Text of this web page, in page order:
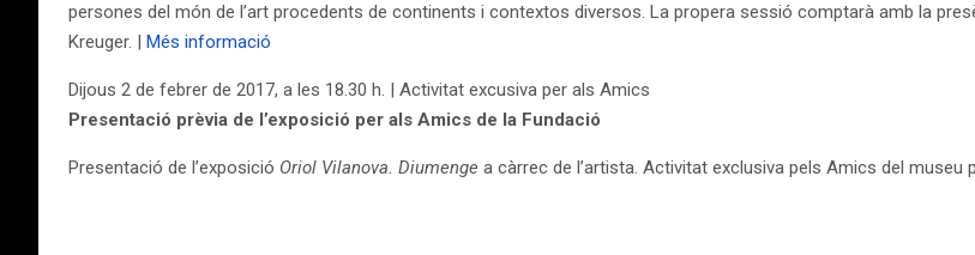
persones del món de l’art procedents de continents i contextos diversos. La propera sessió comptarà amb la
Kreuger. | Més informació
Dijous 2 de febrer de 2017, a les 18.30 h. | Activitat excusiva per als Amics
Presentació prèvia de l’exposició per als Amics de la Fundació
Presentació de l’exposició Oriol Vilanova. Diumenge a càrrec de l’artista. Activitat exclusiva pels Amics del museu